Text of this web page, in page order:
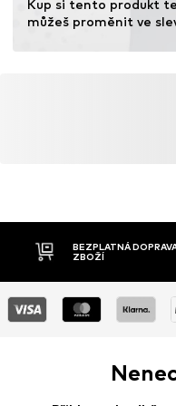
Kup si tento produkt
můžeš proměnit ve
BEZPLATNÁ
ZBOŽÍ